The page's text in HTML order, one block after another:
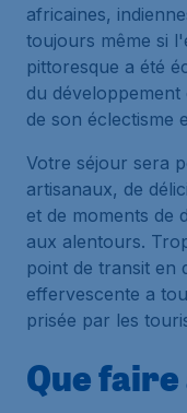
africaines,
toujours même si
pittoresque a été
du
de son éclectisme
Votre séjour sera
artisanaux, de
et de moments de
aux alentours.
point de transit en
effervescente a
prisée par les
Que faire